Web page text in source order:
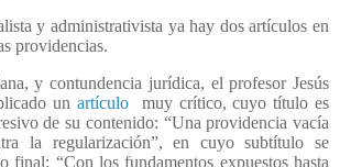
y administrativista ya hay dos artículos en
providencias.
y contundencia jurídica, el profesor Jesús
unartículo
muy crítico, cuyo título es
de su contenido: “Una providencia vacía
la regularización”, en cuyo subtítulo se
final: “Con los fundamentos expuestos hasta